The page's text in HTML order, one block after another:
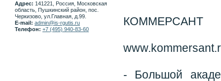
КОММЕРСАНТ
- Большой
Адрес: 141221, Россия, Московская
область, Пушкинский район, пос.
Черкизово, ул.Главная, д.99.
E-mail: admin@is-rgutis.ru
Телефон: +7 (495) 940-83-60